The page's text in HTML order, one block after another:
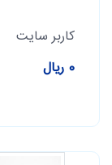
کاربر سایت
0 ریال